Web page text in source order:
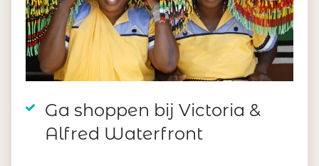
Ga shoppen bij Victoria &
Alfred Waterfront